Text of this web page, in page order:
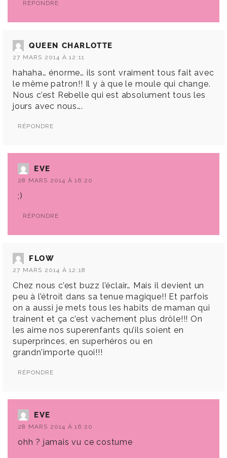
RÉPONDRE
QUEEN CHARLOTTE
27 MARS 2014 À 12:11
hahaha… énorme… ils sont vraiment tous fait avec
le même patron!! Il y à que le moule qui change.
Nous c’est Rebelle qui est absolument tous les
jours avec nous….
RÉPONDRE
EVE
28 MARS 2014 À 16:20
;)
RÉPONDRE
FLOW
27 MARS 2014 À 12:18
Chez nous c’est buzz l’éclair… Mais il devient un
peu à l’étroit dans sa tenue magique!! Et parfois
on a aussi je mets tous les habits de maman qui
trainent et ça c’est vachement plus drôle!!! On
les aime nos superenfants qu’ils soient en
superprinces, en superhéros ou en
grandn’importe quoi!!!
RÉPONDRE
EVE
28 MARS 2014 À 16:20
ohh ? jamais vu ce costume